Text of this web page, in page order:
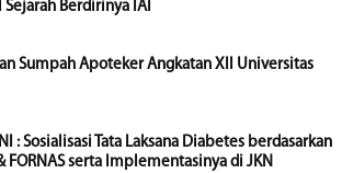
Sejarah Berdirinya IAI
Sumpah Apoteker Angkatan XII Universitas
: Sosialisasi Tata Laksana Diabetes berdasarkan
FORNAS serta Implementasinya di JKN